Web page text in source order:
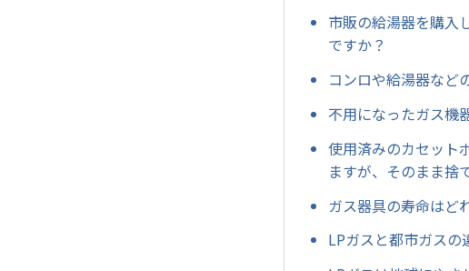
市販の給湯器を購入
ですか？
コンロや給湯器など
不用になったガス機
使用済みのカセット
ますが、そのまま捨
ガス器具の寿命はど
LPガスと都市ガスの